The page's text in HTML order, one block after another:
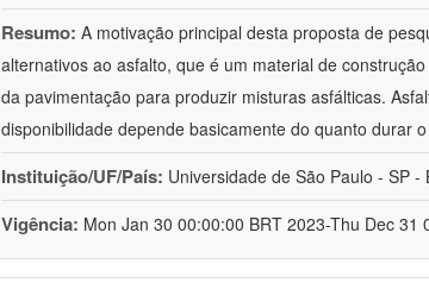
Resumo: A motivação principal desta proposta de
alternativos ao asfalto, que é um material de
da pavimentação para produzir misturas asfálticas.
disponibilidade depende basicamente do quanto durar
Instituição/UF/País: Universidade de São Paulo - SP -
Vigência: Mon Jan 30 00:00:00 BRT 2023-Thu Dec 31